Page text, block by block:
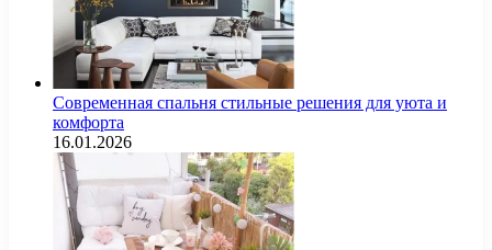
Современная спальня стильные решения для уюта и
комфорта
16.01.2026